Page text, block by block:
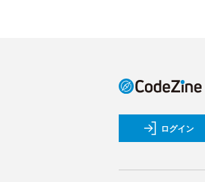
ログイン